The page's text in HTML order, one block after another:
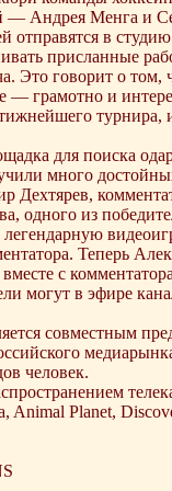
— Андрея Менга и
отправятся в
присланные
Это говорит о
— грамотно и
турнира,
для поиска
много
Дехтярев,
одного из
легендарную
Теперь
с
могут в эфире
совместным
человек.
Animal Planet,